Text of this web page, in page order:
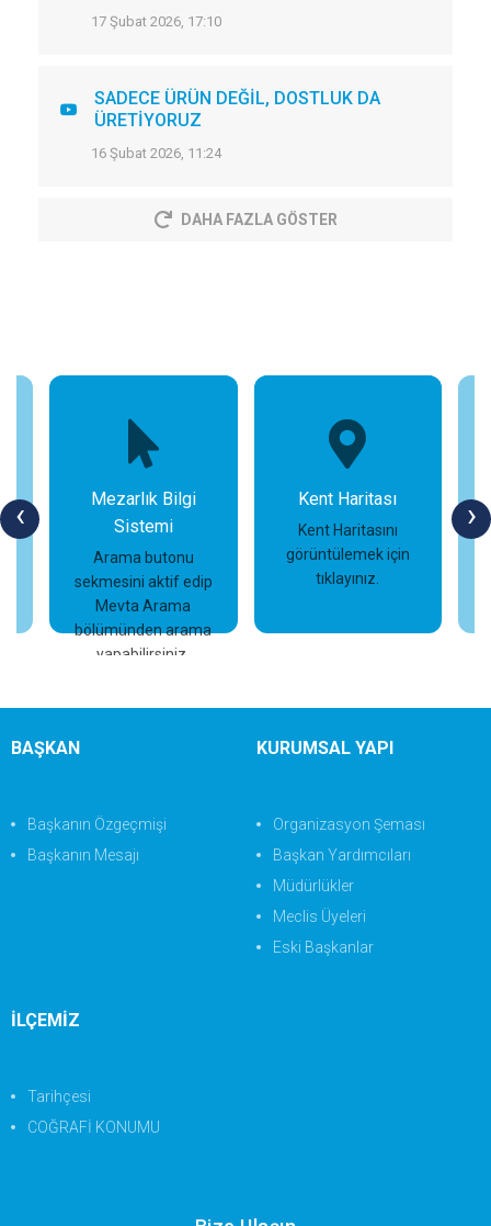
17 Şubat 2026, 17:10
SADECE ÜRÜN DEĞİL, DOSTLUK DA
ÜRETİYORUZ
16 Şubat 2026, 11:24
DAHA FAZLA GÖSTER
‹ ›
Mezarlık Bilgi
Sistemi
Arama butonu
sekmesini aktif edip
Mevta Arama
bölümünden arama
yapabilirsiniz.
İncele
Kent Haritası
Kent Haritasını
görüntülemek için
tıklayınız.
BAŞKAN
Başkanın Özgeçmişi
Başkanın Mesajı
KURUMSAL YAPI
Organizasyon Şeması
Başkan Yardımcıları
Müdürlükler
Meclis Üyeleri
Eski Başkanlar
İLÇEMİZ
Tarihçesi
COĞRAFİ KONUMU